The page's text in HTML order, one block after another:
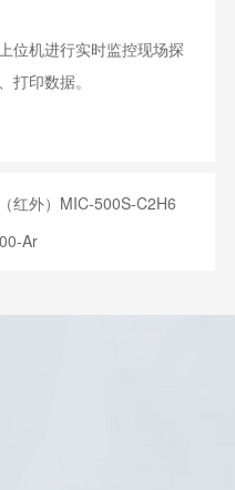
位机进行实时监控现场探
打印数据。
红外）MIC-500S-C2H6
Ar